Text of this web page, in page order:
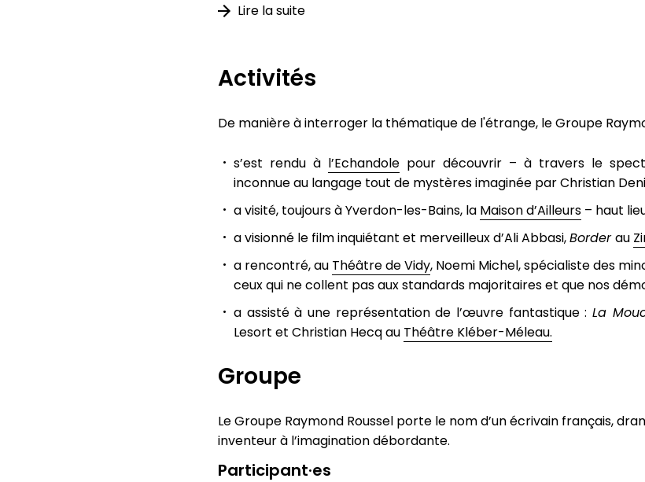
Lire la suite
Activités
De manière à interroger la thématique de l'étrange, le Groupe
s’est rendu à l’Echandole pour découvrir – à travers le
inconnue au langage tout de mystères imaginée par Christian
a visité, toujours à Yverdon-les-Bains, la Maison d’Ailleurs – haut
a visionné le film inquiétant et merveilleux d’Ali Abbasi,Borderau
a rencontré, au Théâtre de Vidy, Noemi Michel, spécialiste des
ceux qui ne collent pas aux standards majoritaires et que nos
a assisté à une représentation de l’œuvre fantastique : La
Lesort et Christian Hecq au Théâtre Kléber-Méleau.
Groupe
Le Groupe Raymond Roussel porte le nom d’un écrivain français,
inventeur à l’imagination débordante.
Participant·es